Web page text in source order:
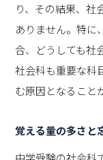
り、その結果、社
ありません。特に
合、どうしても社
社会科も重要な科
む原因となること
覚える量の多さと